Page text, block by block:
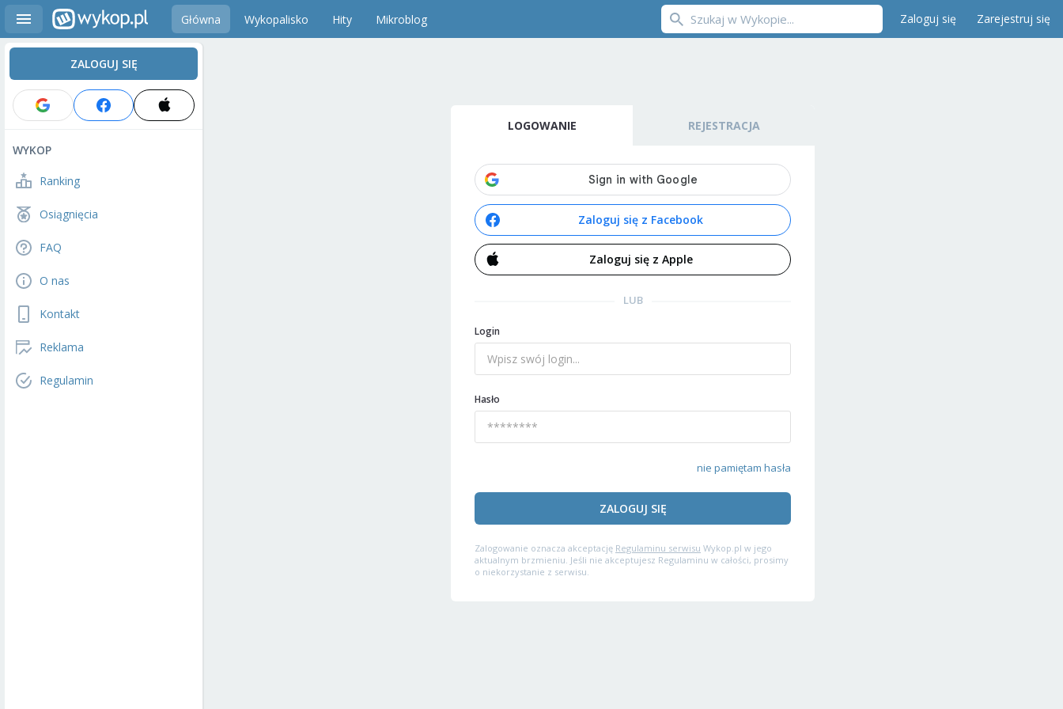
Główna Wykopalisko Hity Mikroblog Zaloguj się Zarejestruj się
ZALOGUJ SIĘ
WYKOP
Ranking
Osiągnięcia
FAQ
O nas
Kontakt
Reklama
Regulamin
LOGOWANIE REJESTRACJA
Zaloguj się z Facebook
Zaloguj się z Apple
LUB
Login
Hasło
nie pamiętam hasła
ZALOGUJ SIĘ
Zalogowanie oznacza akceptację Regulaminu serwisu Wykop.pl w jego
aktualnym brzmieniu. Jeśli nie akceptujesz Regulaminu w całości, prosimy
o niekorzystanie z serwisu.